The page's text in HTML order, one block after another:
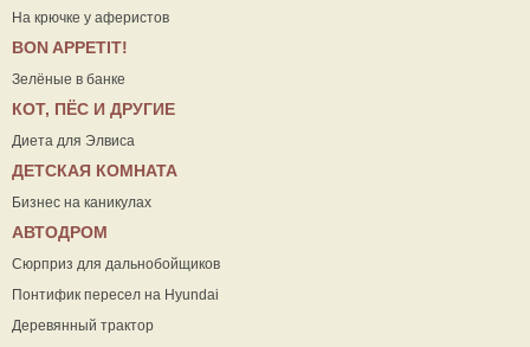
На крючке у аферистов
ВON APPETIT!
Зелёные в банке
КОТ, ПЁС И ДРУГИЕ
Диета для Элвиса
ДЕТСКАЯ КОМНАТА
Бизнес на каникулах
АВТОДРОМ
Сюрприз для дальнобойщиков
Понтифик пересел на Hyundai
Деревянный трактор